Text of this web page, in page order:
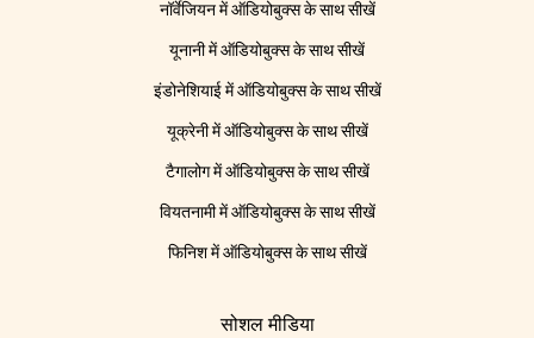
नॉर्वेजियन में ऑडियोबुक्स के साथ सीखें
यूनानी में ऑडियोबुक्स के साथ सीखें
इंडोनेशियाई में ऑडियोबुक्स के साथ सीखें
यूक्रेनी में ऑडियोबुक्स के साथ सीखें
टैगालोग में ऑडियोबुक्स के साथ सीखें
वियतनामी में ऑडियोबुक्स के साथ सीखें
फिनिश में ऑडियोबुक्स के साथ सीखें
सोशल मीडिया